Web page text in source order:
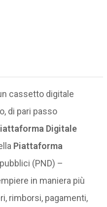
cassetto digitale
di pari passo
Digitale
Piattaforma
(PND) –
in maniera più
rimborsi, pagamenti,